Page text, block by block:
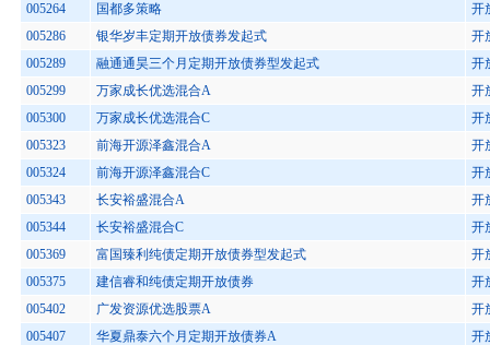
005264
国都多策略
开
005286
银华岁丰定期开放债券发起式
开
005289
融通通昊三个月定期开放债券型发起式
开
005299
万家成长优选混合A
开
005300
万家成长优选混合C
开
005323
前海开源泽鑫混合A
开
005324
前海开源泽鑫混合C
开
005343
长安裕盛混合A
开
005344
长安裕盛混合C
开
005369
富国臻利纯债定期开放债券型发起式
开
005375
建信睿和纯债定期开放债券
开
005402
广发资源优选股票A
开
005407
华夏鼎泰六个月定期开放债券A
开